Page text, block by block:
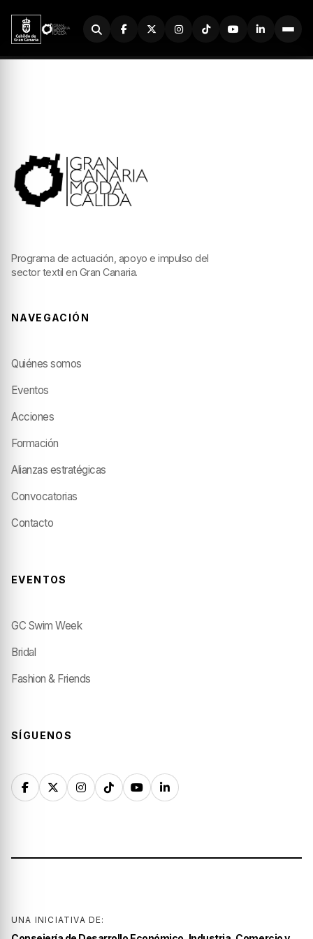
Buscador
Programa de actuación, apoyo e impulso del
sector textil en Gran Canaria.
NAVEGACIÓN
Quiénes somos
Eventos
Acciones
Formación
Alianzas estratégicas
Convocatorias
Contacto
EVENTOS
GC Swim Week
Bridal
Fashion & Friends
SÍGUENOS
UNA INICIATIVA DE: